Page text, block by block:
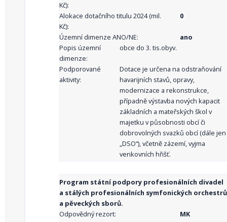
Kč):
Alokace dotačního titulu 2024 (mil.
Kč):
0
Územní dimenze ANO/NE:
ano
Popis územní
dimenze:
obce do 3. tis.obyv.
Podporované
aktivity:
Dotace je určena na odstraňování
havarijních stavů, opravy,
modernizace a rekonstrukce,
případně výstavba nových kapacit
základních a mateřských škol v
majetku v působnosti obcí či
dobrovolných svazků obcí (dále jen
„DSO“), včetně zázemí, vyjma
venkovních hřišť.
Program státní podpory profesionálních divadel
a stálých profesionálních symfonických orchestrů
a pěveckých sborů.
Odpovědný rezort:
MK